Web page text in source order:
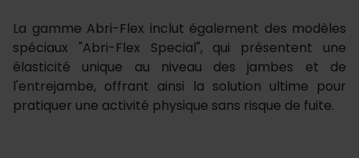
La gamme Abri-Flex inclut également des modèles
spéciaux "Abri-Flex Special", qui présentent une
élasticité unique au niveau des jambes et de
l'entrejambe, offrant ainsi la solution ultime pour
pratiquer une activité physique sans risque de fuite.